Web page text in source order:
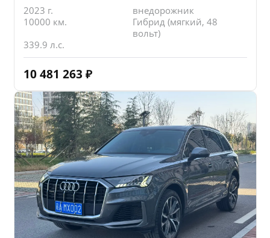
2023 г.
внедорожник
10000 км.
Гибрид (мягкий, 48
вольт)
339.9 л.с.
10 481 263 ₽